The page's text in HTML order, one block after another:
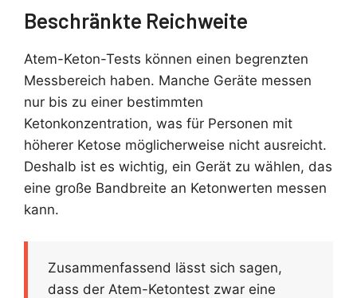
Beschränkte Reichweite
Atem-Keton-Tests können einen begrenzten
Messbereich haben. Manche Geräte messen
nur bis zu einer bestimmten
Ketonkonzentration, was für Personen mit
höherer Ketose möglicherweise nicht ausreicht.
Deshalb ist es wichtig, ein Gerät zu wählen, das
eine große Bandbreite an Ketonwerten messen
kann.
Zusammenfassend lässt sich sagen,
dass der Atem-Ketontest zwar eine